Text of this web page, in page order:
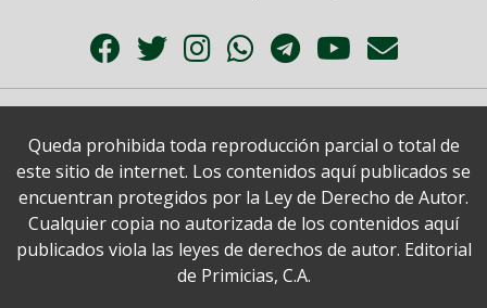
Queda prohibida toda reproducción parcial o total de
este sitio de internet. Los contenidos aquí publicados se
encuentran protegidos por la Ley de Derecho de Autor.
Cualquier copia no autorizada de los contenidos aquí
publicados viola las leyes de derechos de autor. Editorial
de Primicias, C.A.